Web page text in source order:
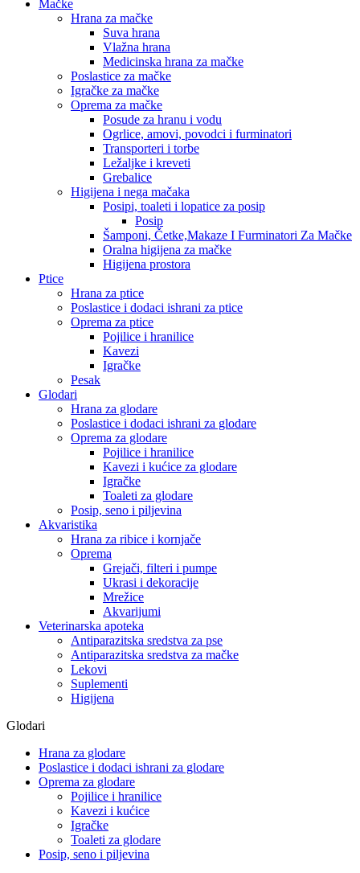
Mačke
Hrana za mačke
Suva hrana
Vlažna hrana
Medicinska hrana za mačke
Poslastice za mačke
Igračke za mačke
Oprema za mačke
Posude za hranu i vodu
Ogrlice, amovi, povodci i furminatori
Transporteri i torbe
Ležaljke i kreveti
Grebalice
Higijena i nega mačaka
Posipi, toaleti i lopatice za posip
Posip
Šamponi, Četke,Makaze I Furminatori Za Mačke
Oralna higijena za mačke
Higijena prostora
Ptice
Hrana za ptice
Poslastice i dodaci ishrani za ptice
Oprema za ptice
Pojilice i hranilice
Kavezi
Igračke
Pesak
Glodari
Hrana za glodare
Poslastice i dodaci ishrani za glodare
Oprema za glodare
Pojilice i hranilice
Kavezi i kućice za glodare
Igračke
Toaleti za glodare
Posip, seno i piljevina
Akvaristika
Hrana za ribice i kornjače
Oprema
Grejači, filteri i pumpe
Ukrasi i dekoracije
Mrežice
Akvarijumi
Veterinarska apoteka
Antiparazitska sredstva za pse
Antiparazitska sredstva za mačke
Lekovi
Suplementi
Higijena
Glodari
Hrana za glodare
Poslastice i dodaci ishrani za glodare
Oprema za glodare
Pojilice i hranilice
Kavezi i kućice
Igračke
Toaleti za glodare
Posip, seno i piljevina